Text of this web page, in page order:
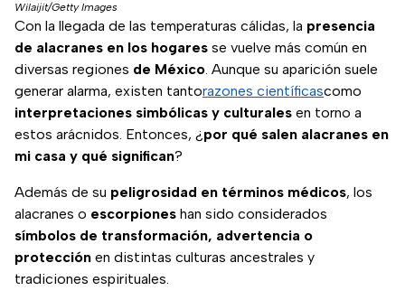
Wilaijit/Getty Images
Con la llegada de las temperaturas cálidas, la presencia
de alacranes en los hogares se vuelve más común en
diversas regiones de México. Aunque su aparición suele
generar alarma, existen tantorazones científicascomo
interpretaciones simbólicas y culturales en torno a
estos arácnidos. Entonces, ¿por qué salen alacranes en
mi casa y qué significan?
Además de su peligrosidad en términos médicos, los
alacranes o escorpiones han sido considerados
símbolos de transformación, advertencia o
protección en distintas culturas ancestrales y
tradiciones espirituales.